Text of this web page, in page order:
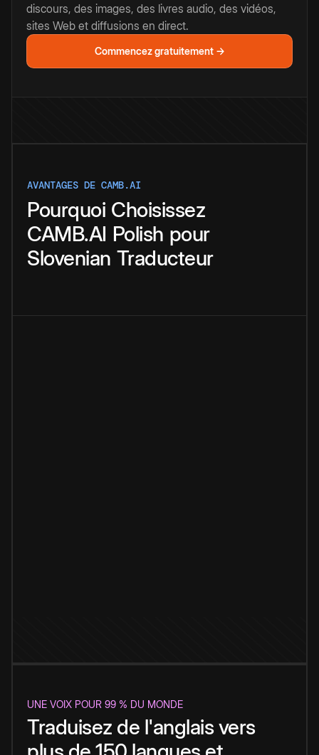
discours, des images, des livres audio, des vidéos,
sites Web et diffusions en direct.
Commencez gratuitement →
AVANTAGES DE CAMB.AI
Pourquoi Choisissez
CAMB.AI Polish pour
Slovenian Traducteur
UNE VOIX POUR 99 % DU MONDE
Traduisez de l'anglais vers